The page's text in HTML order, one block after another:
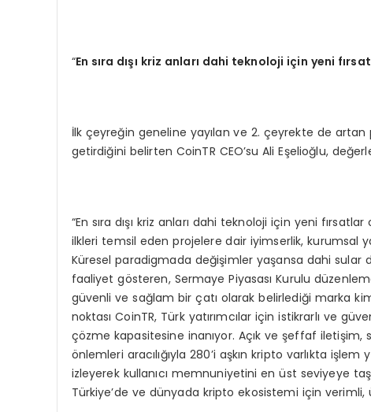
“En sıra dışı kriz anları dahi teknoloji için yeni
İlk çeyreğin geneline yayılan ve 2. çeyrekte de artan
getirdiğini belirten CoinTR CEO’su Ali Eşelioğlu,
“En sıra dışı kriz anları dahi teknoloji için yeni
ilkleri temsil eden projelere dair iyimserlik, kurumsal
Küresel paradigmada değişimler yaşansa dahi sular
faaliyet gösteren, Sermaye Piyasası Kurulu
güvenli ve sağlam bir çatı olarak belirlediği marka
noktası CoinTR, Türk yatırımcılar için istikrarlı ve
çözme kapasitesine inanıyor. Açık ve şeffaf
önlemleri aracılığıyla 280’i aşkın kripto varlıkta
izleyerek kullanıcı memnuniyetini en üst seviyeye
Türkiye’de ve dünyada kripto ekosistemi için verimli,